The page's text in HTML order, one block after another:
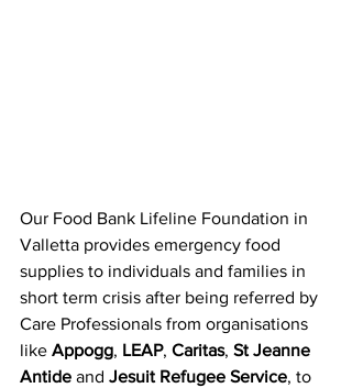
Our Food Bank Lifeline Foundation in
Valletta provides emergency food
supplies to individuals and families in
short term crisis after being referred by
Care Professionals from organisations
like Appogg, LEAP, Caritas, St Jeanne
Antide and Jesuit Refugee Service, to